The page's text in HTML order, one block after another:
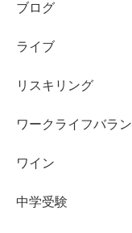
ブログ
ライブ
リスキリング
ワークライフバラ
ワイン
中学受験